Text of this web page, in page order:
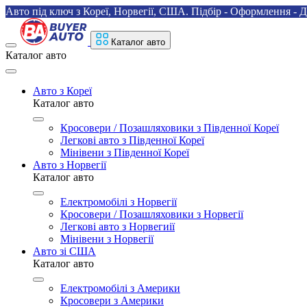
Авто під ключ з Кореї, Норвегії, США. Підбір - Оформлення -
Каталог авто
Каталог авто
Авто з Кореї
Каталог авто
Кросовери / Позашляховики з Південної Кореї
Легкові авто з Південної Кореї
Мінівени з Південної Кореї
Авто з Норвегії
Каталог авто
Електромобілі з Норвегії
Кросовери / Позашляховики з Норвегії
Легкові авто з Норвегиії
Мінівени з Норвегії
Авто зі США
Каталог авто
Електромобілі з Америки
Кросовери з Америки